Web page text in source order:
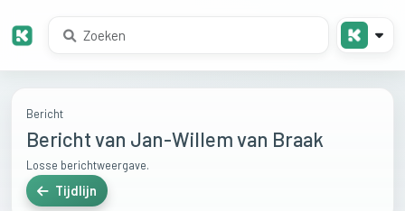
Bericht
Bericht van Jan-Willem van Braak
Losse berichtweergave.
Tijdlijn